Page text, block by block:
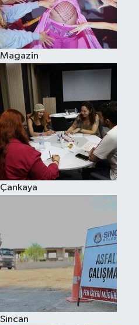
Magazin
Çankaya
Sincan